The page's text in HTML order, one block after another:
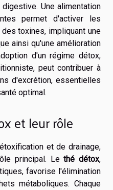
Une alimentation
permet d'activer les
toxines, impliquant une
ainsi qu'une amélioration
d'un régime détox,
peut contribuer à
d'excrétion, essentielles
optimal.
et leur rôle
et de drainage,
principal. Lethé détox,
favorise l'élimination
métaboliques. Chaque